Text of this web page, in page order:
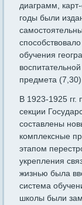
диаграмм,
годы были
обучения
предмета
В 1923-1925 гг.
секции
составлены
комплексные
этапом
укрепления
жизнью была
система
школы были